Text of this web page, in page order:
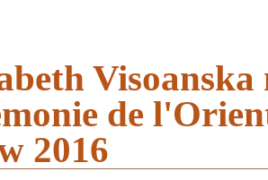
Visoanska
de
2016